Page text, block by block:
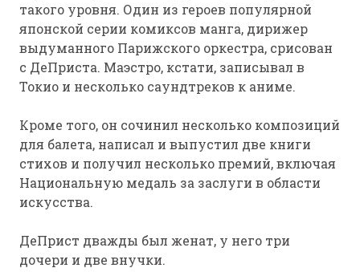
такого уровня. Один из героев популярной
японской серии комиксов манга, дирижер
выдуманного Парижского оркестра, срисован
с ДеПриста. Маэстро, кстати, записывал в
Токио и несколько саундтреков к аниме.
Кроме того, он сочинил несколько композиций
для балета, написал и выпустил две книги
стихов и получил несколько премий, включая
Национальную медаль за заслуги в области
искусства.
ДеПрист дважды был женат, у него три
дочери и две внучки.